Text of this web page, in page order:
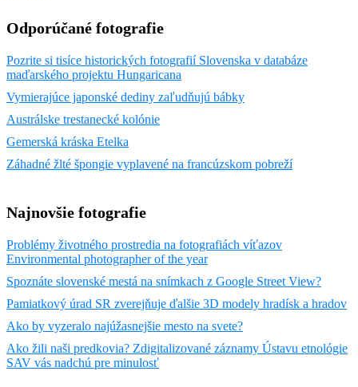
Odporúčané fotografie
Pozrite si tisíce historických fotografií Slovenska v databáze
maďarského projektu Hungaricana
Vymierajúce japonské dediny zaľudňujú bábky
Austrálske trestanecké kolónie
Gemerská kráska Etelka
Záhadné žlté špongie vyplavené na francúzskom pobreží
Najnovšie fotografie
Problémy životného prostredia na fotografiách víťazov
Environmental photographer of the year
Spoznáte slovenské mestá na snímkach z Google Street View?
Pamiatkový úrad SR zverejňuje ďalšie 3D modely hradísk a hradov
Ako by vyzeralo najúžasnejšie mesto na svete?
Ako žili naši predkovia? Zdigitalizované záznamy Ústavu etnológie
SAV vás nadchú pre minulosť